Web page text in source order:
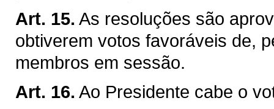
Art. 15. As resoluções são
obtiverem votos favoráveis de,
membros em sessão.
Art. 16. Ao Presidente cabe o